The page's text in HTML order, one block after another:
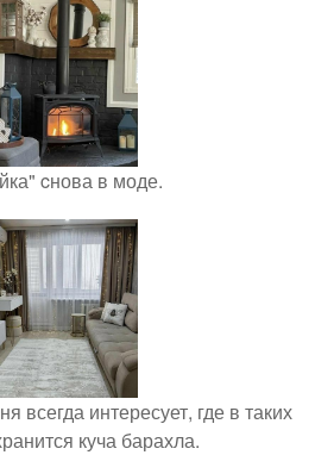
cнова в моде.
всегда интересует, где в таких
куча барахла.